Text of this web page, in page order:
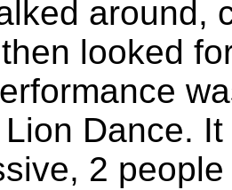
around,
looked
Dance.
2